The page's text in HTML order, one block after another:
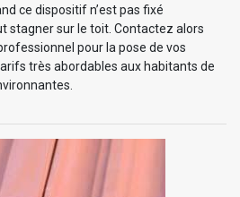
ce dispositif n’est pas fixé
stagner sur le toit. Contactez alors
pour la pose de vos
très abordables aux habitants de